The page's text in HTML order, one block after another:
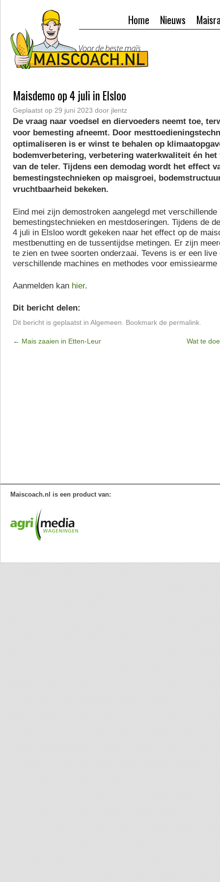
Nieuws
Home
Maisdemo op 4 juli in Elsloo
Geplaatst op 29 juni 2023 door jlentz
De vraag naar voedsel en diervoeders neemt toe,
voor bemesting afneemt. Door
optimaliseren is er winst te behalen op
bodemverbetering, verbetering waterkwaliteit én het
van de teler. Tijdens een demodag wordt het effect
bemestingstechnieken op maisgroei,
vruchtbaarheid bekeken.
Eind mei zijn demostroken aangelegd met verschillende
bemestingstechnieken en mestdoseringen. Tijdens de
4 juli in Elsloo wordt gekeken naar het effect op de
mestbenutting en de tussentijdse metingen. Er zijn
te zien en twee soorten onderzaai. Tevens is er een
verschillende machines en methodes voor emissiearme
Aanmelden kan hier.
Dit bericht delen:
Dit bericht is geplaatst in Algemeen . Bookmark de permalink
← Mais zaaien in Etten-Leur Wat te
Maiscoach.nl is een product van: